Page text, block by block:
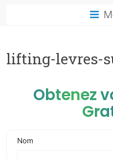
lifting-levres-
Obtenez